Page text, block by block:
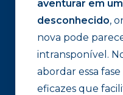
aventurar em
desconhecido,
nova pode
intransponível.
abordar essa
eficazes que